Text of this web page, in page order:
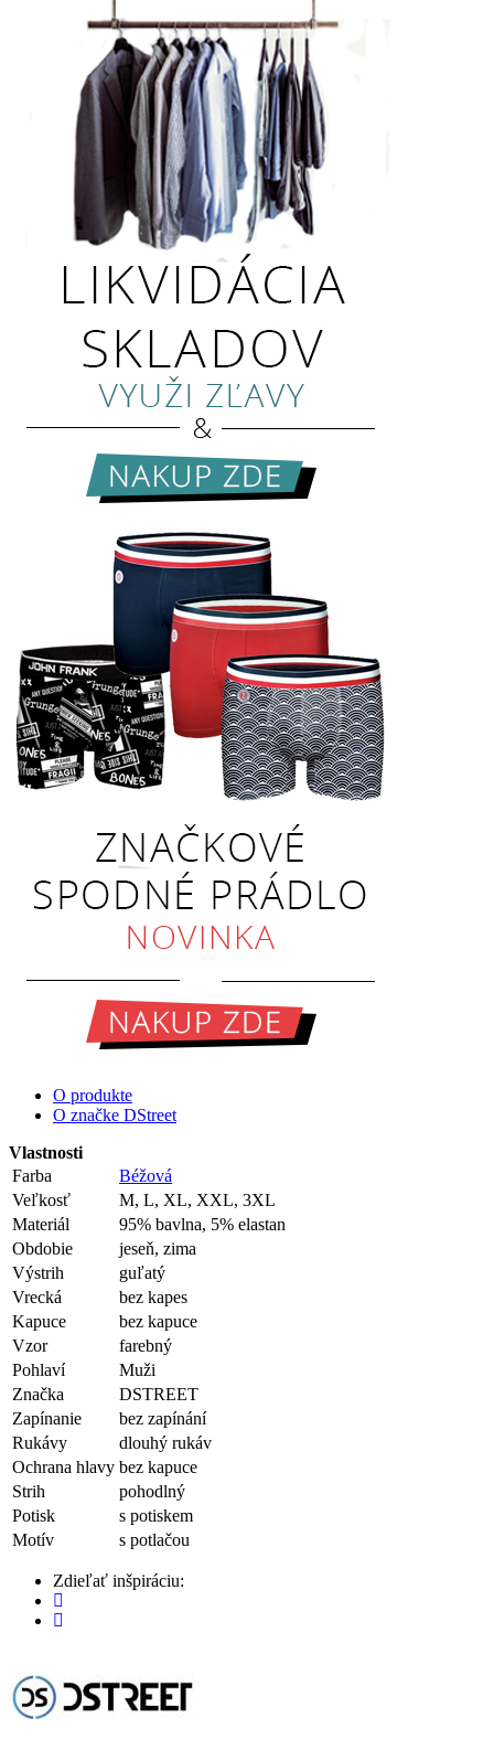
O produkte
O značke DStreet
Vlastnosti
Farba
Béžová
Veľkosť
M, L, XL, XXL, 3XL
Materiál
95% bavlna, 5% elastan
Obdobie
jeseň, zima
Výstrih
guľatý
Vrecká
bez kapes
Kapuce
bez kapuce
Vzor
farebný
Pohlaví
Muži
Značka
DSTREET
Zapínanie
bez zapínání
Rukávy
dlouhý rukáv
Ochrana hlavy bez kapuce
Strih
pohodlný
Potisk
s potiskem
Motív
s potlačou
Zdieľať inšpiráciu: